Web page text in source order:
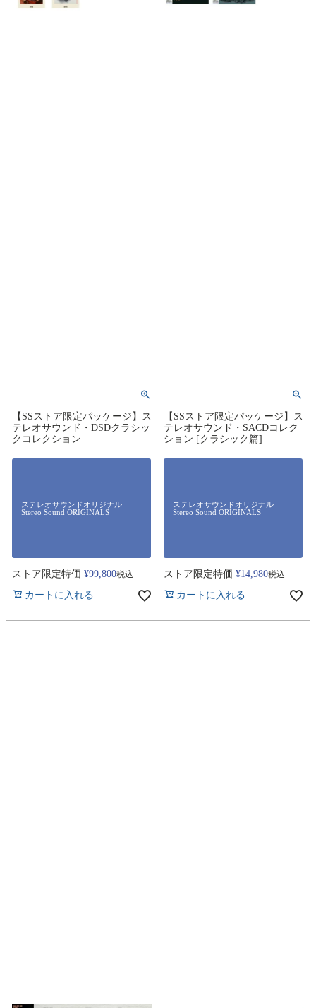
【SSストア限定パッケージ】ス
テレオサウンド・DSDクラシッ
クコレクション
ステレオサウンドオリジナル
Stereo Sound ORIGINALS
ストア限定特価 ¥99,800税込
カートに入れる
【SSストア限定パッケージ】ス
テレオサウンド・SACDコレク
ション [クラシック篇]
ステレオサウンドオリジナル
Stereo Sound ORIGINALS
ストア限定特価 ¥14,980税込
カートに入れる